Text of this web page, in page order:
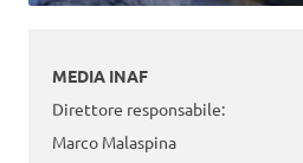
MEDIA INAF
Direttore responsabile:
Marco Malaspina